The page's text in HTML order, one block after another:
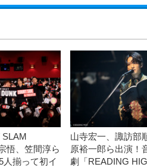
SLAM
悟、笠間淳ら
人揃って初イ
山寺宏一、諏訪部
原裕一郎ら出演！
劇「READING